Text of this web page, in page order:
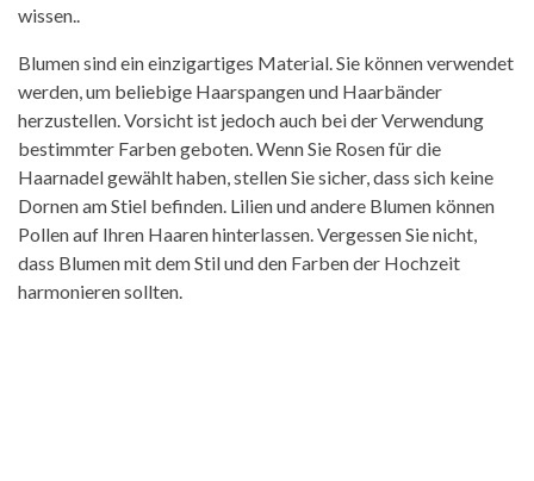
wissen..
Blumen sind ein einzigartiges Material. Sie können verwendet
werden, um beliebige Haarspangen und Haarbänder
herzustellen. Vorsicht ist jedoch auch bei der Verwendung
bestimmter Farben geboten. Wenn Sie Rosen für die
Haarnadel gewählt haben, stellen Sie sicher, dass sich keine
Dornen am Stiel befinden. Lilien und andere Blumen können
Pollen auf Ihren Haaren hinterlassen. Vergessen Sie nicht,
dass Blumen mit dem Stil und den Farben der Hochzeit
harmonieren sollten.